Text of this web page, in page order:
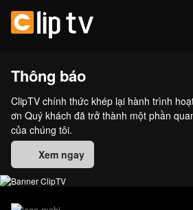
Thông báo
ClipTV chính thức khép lại hành trình
ơn Quý khách đã trở thành một phần
của chúng tôi.
Xem ngay